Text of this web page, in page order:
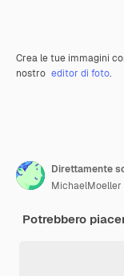
Crea le tue immagini
nostro editor di foto.
MichaelMoeller
Potrebbero